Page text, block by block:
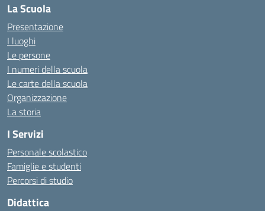
La Scuola
Presentazione
I luoghi
Le persone
I numeri della scuola
Le carte della scuola
Organizzazione
La storia
I Servizi
Personale scolastico
Famiglie e studenti
Percorsi di studio
Didattica